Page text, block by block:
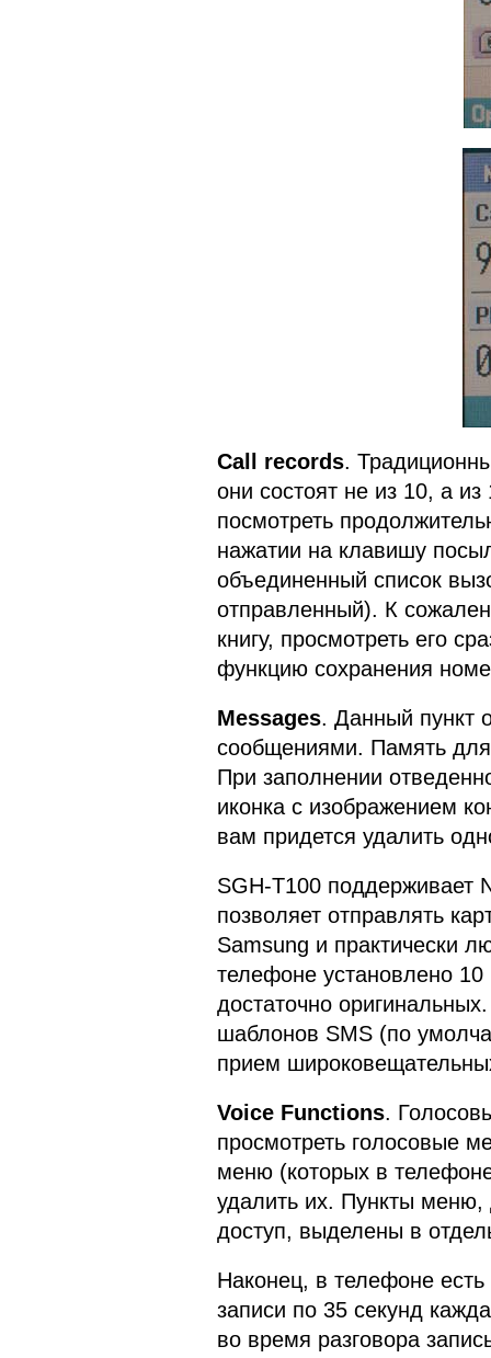
Call records.
они состоят не из 10, а
посмотреть
нажатии на клавишу
объединенный список
отправленный). К
книгу, просмотреть его
функцию сохранения
Messages. Данный пункт
сообщениями. Память
При заполнении
иконка с изображением
вам придется удалить
SGH-T100 поддерживает
позволяет отправлять
Samsung и практически
телефоне установлено 10
достаточно
шаблонов SMS (по
прием
Voice Functions.
просмотреть голосовые
меню (которых в
удалить их. Пункты меню,
доступ, выделены в
Наконец, в телефоне
записи по 35 секунд
во время разговора